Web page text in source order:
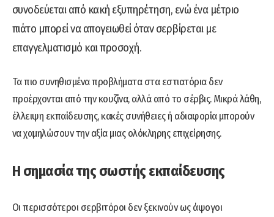
συνοδεύεται από κακή εξυπηρέτηση, ενώ ένα μέτριο
πιάτο μπορεί να απογειωθεί όταν σερβίρεται με
επαγγελματισμό και προσοχή.
Τα πιο συνηθισμένα προβλήματα στα εστιατόρια δεν
προέρχονται από την κουζίνα, αλλά από το σέρβις. Μικρά λάθη,
έλλειψη εκπαίδευσης, κακές συνήθειες ή αδιαφορία μπορούν
να χαμηλώσουν την αξία μιας ολόκληρης επιχείρησης.
Η σημασία της σωστής εκπαίδευσης
Οι περισσότεροι σερβιτόροι δεν ξεκινούν ως άψογοι